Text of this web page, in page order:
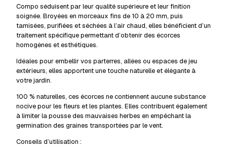
Compo séduisent par leur qualité supérieure et leur finition
soignée. Broyées en morceaux fins de 10 à 20 mm, puis
tamisées, purifiées et séchées à l’air chaud, elles bénéficient d’un
traitement spécifique permettant d’obtenir des écorces
homogènes et esthétiques.
Idéales pour embellir vos parterres, allées ou espaces de jeu
extérieurs, elles apportent une touche naturelle et élégante à
votre jardin.
100 % naturelles, ces écorces ne contiennent aucune substance
nocive pour les fleurs et les plantes. Elles contribuent également
à limiter la pousse des mauvaises herbes en empêchant la
germination des graines transportées par le vent.
Conseils d’utilisation :